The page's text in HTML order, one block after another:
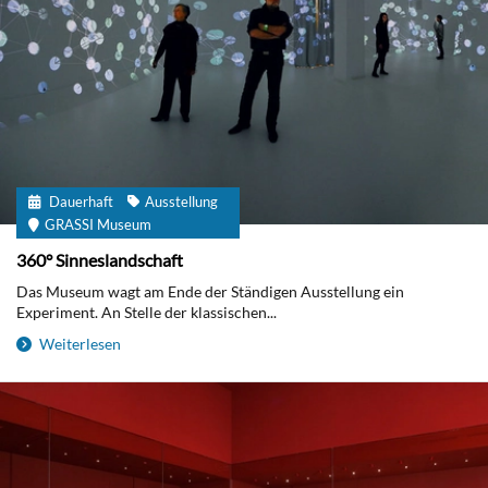
Dauerhaft
Ausstellung
GRASSI Museum
360° Sinneslandschaft
Das Museum wagt am Ende der Ständigen Ausstellung ein
Experiment. An Stelle der klassischen...
Weiterlesen